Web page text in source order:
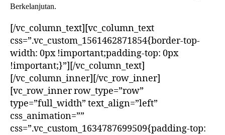
Berkelanjutan.
[/vc_column_text][vc_column_text
css=”.vc_custom_1561462871854{border-top-
width: 0px !important;padding-top: 0px
!important;}”][/vc_column_text]
[/vc_column_inner][/vc_row_inner]
[vc_row_inner row_type=”row”
type=”full_width” text_align=”left”
css_animation=””
css=”.vc_custom_1634787699509{padding-top: